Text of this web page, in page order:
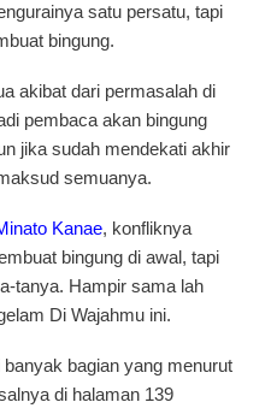
satu persatu, tapi
bingung.
akibat dari permasalah di
pembaca akan bingung
jika sudah mendekati akhir
semuanya.
Kanae, konfliknya
bingung di awal, tapi
tanya. Hampir sama lah
Di Wajahmu ini.
bagian yang menurut
di halaman 139